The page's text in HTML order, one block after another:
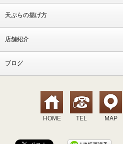
天ぷらの揚げ方
店舗紹介
ブログ
HOME TEL MAP